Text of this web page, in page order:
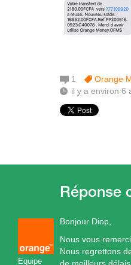
1 Orange
il y a environ 6
Equipe
Bonjour Diop,
Nous vous
Nous regrettons